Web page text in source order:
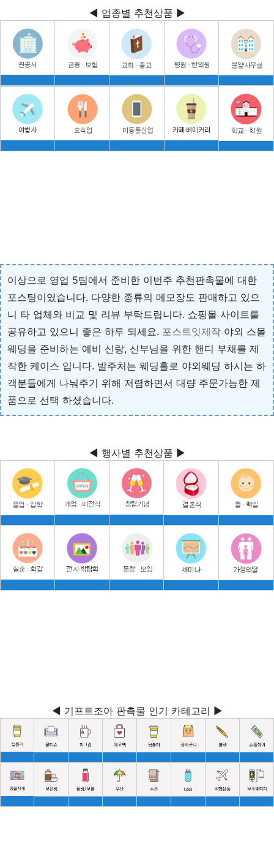
◀ 업종별 추천상품 ▶
이상으로 영업 5팀에서 준비한 이번주 추천판촉물에 대한
포스팅이였습니다. 다양한 종류의 메모장도 판매하고 있으
니 타 업체와 비교 및 리뷰 부탁드립니다. 쇼핑몰 사이트를
공유하고 있으니 좋은 하루 되세요. 포스트잇제작 야외 스몰
웨딩을 준비하는 예비 신랑, 신부님을 위한 핸디 부채를 제
작한 케이스 입니다. 발주처는 웨딩홀로 야외웨딩 하시는 하
객분들에게 나눠주기 위해 저렴하면서 대량 주문가능한 제
품으로 선택 하셨습니다.
◀ 행사별 추천상품 ▶
◀ 기프트조아 판촉물 인기 카테고리 ▶